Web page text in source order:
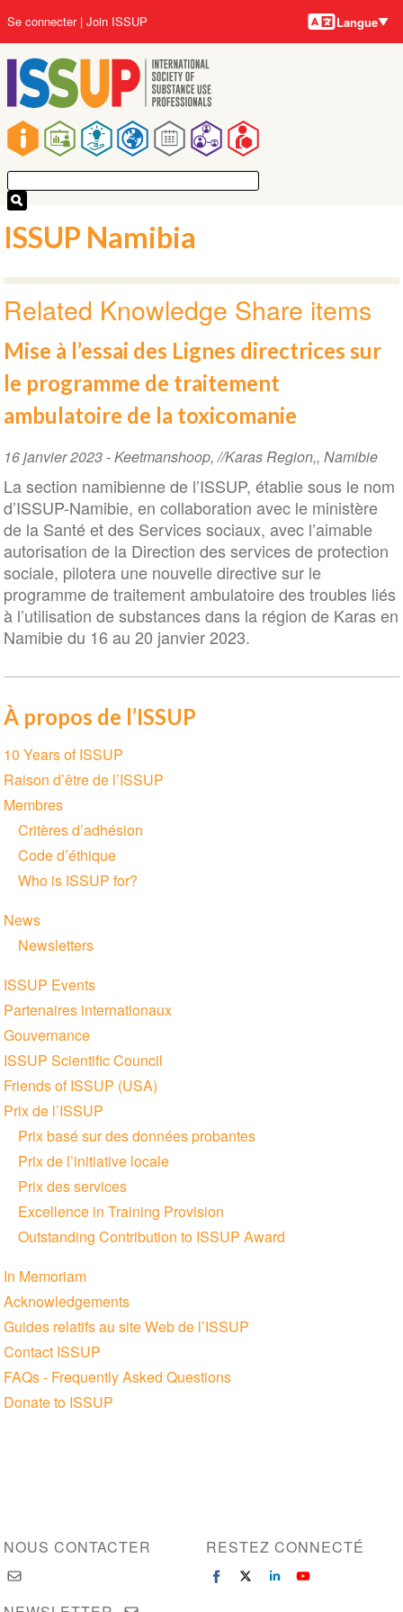
au
contenu
principal
Main
navigation
User
account
menu
Se connecter Join ISSUP Langues
Langue
ISSUP Namibia
Related Knowledge Share items
Mise à l’essai des Lignes directrices sur
le programme de traitement
ambulatoire de la toxicomanie
Event
Date
16 janvier 2023-Keetmanshoop, //Karas Region,, Namibie
La section namibienne de l’ISSUP, établie sous le nom
d’ISSUP-Namibie, en collaboration avec le ministère
de la Santé et des Services sociaux, avec l’aimable
autorisation de la Direction des services de protection
sociale, pilotera une nouvelle directive sur le
programme de traitement ambulatoire des troubles liés
à l’utilisation de substances dans la région de Karas en
Namibie du 16 au 20 janvier 2023.
À propos de l’ISSUP
Section
navigation
10 Years of ISSUP
Raison d’être de l’ISSUP
Membres
Critères d’adhésion
Code d’éthique
Who is ISSUP for?
News
Newsletters
ISSUP Events
Partenaires internationaux
Gouvernance
ISSUP Scientific Council
Friends of ISSUP (USA)
Prix de l’ISSUP
Prix basé sur des données probantes
Prix de l’initiative locale
Prix des services
Excellence in Training Provision
Outstanding Contribution to ISSUP Award
In Memoriam
Acknowledgements
Guides relatifs au site Web de l’ISSUP
Contact ISSUP
FAQs - Frequently Asked Questions
Donate to ISSUP
NOUS CONTACTER RESTEZ CONNECTÉ